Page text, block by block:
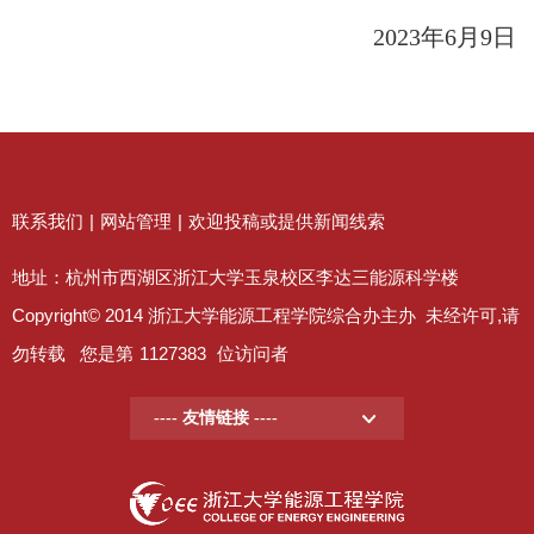
2023年6月 9日
联系我们 网站管理 欢迎投稿或提供新闻线索
地址：杭州市西湖区浙江大学玉泉校区李达三能源科学楼
Copyright© 2014 浙江大学能源工程学院综合办主办 未经许可,请
勿转载 您是第 1127383 位访问者
---- 友情链接 ----